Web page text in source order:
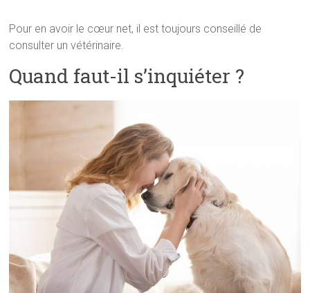
Pour en avoir le cœur net, il est toujours conseillé de
consulter un vétérinaire.
Quand faut-il s’inquiéter ?